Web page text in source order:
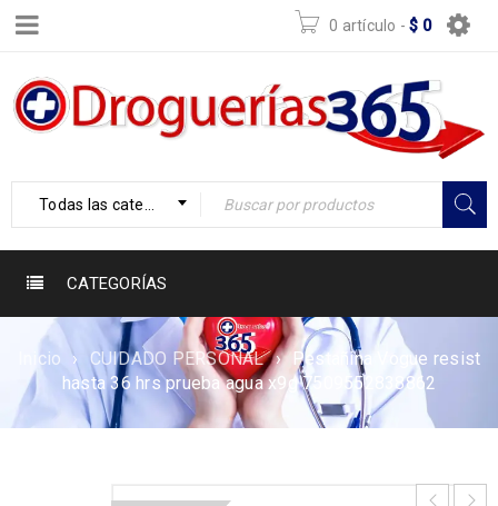
0 artículo - $ 0
Todas las categorías
CATEGORÍAS
Inicio › CUIDADO PERSONAL ›
Pestañina Vogue resist
hasta 36 hrs prueba agua x9g 7509552838862